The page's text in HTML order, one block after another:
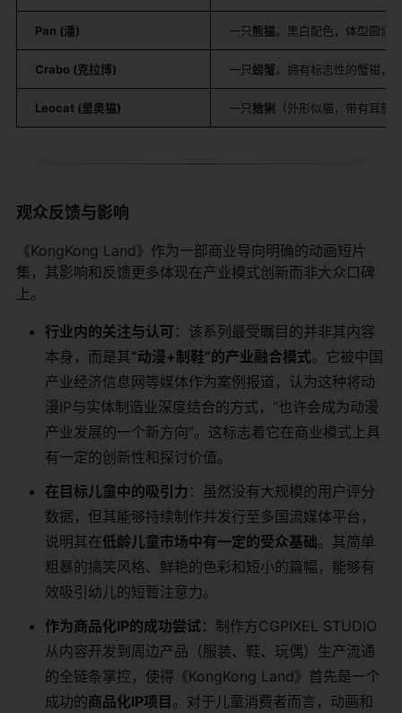
Pan (潘) 一只熊猫。黑白配色，体型圆润
Crabo (克拉博) 一只螃蟹。拥有标志性的蟹钳，
Leocat (里奥猫) 一只猞猁 （外形似猫，带有耳簇
观众反馈与影响
《KongKong Land》作为一部商业导向明确的动画短片
集，其影响和反馈更多体现在产业模式创新而非大众口碑
上。
行业内的关注与认可 ：该系列最受瞩目的并非其内容
本身，而是其“动漫+制鞋”的产业融合模式。它被中国
产业经济信息网等媒体作为案例报道，认为这种将动
漫IP与实体制造业深度结合的方式，“也许会成为动漫
产业发展的一个新方向”。这标志着它在商业模式上具
有一定的创新性和探讨价值。
在目标儿童中的吸引力 ：虽然没有大规模的用户评分
数据，但其能够持续制作并发行至多国流媒体平台，
说明其在低龄儿童市场中有一定的受众基础。其简单
粗暴的搞笑风格、鲜艳的色彩和短小的篇幅，能够有
效吸引幼儿的短暂注意力。
作为商品化IP的成功尝试 ：制作方CGPIXEL STUDIO
从内容开发到周边产品（服装、鞋、玩偶）生产流通
的全链条掌控，使得《KongKong Land》首先是一个
成功的商品化IP项目。对于儿童消费者而言，动画和